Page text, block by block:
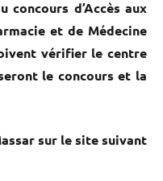
concours d’Accès aux
et de Médecine
vérifier le centre
le concours et la
sur le site suivant